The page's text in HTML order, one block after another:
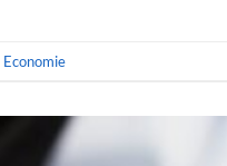
Economie